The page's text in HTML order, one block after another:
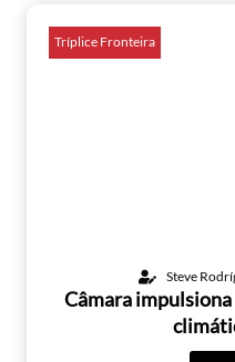
Tríplice Fronteira
Steve
Câmara